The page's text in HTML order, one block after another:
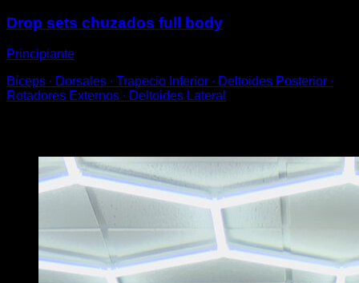
Drop sets chuzados full body
Principiante
Bíceps ∙ Dorsales ∙ Trapecio Inferior ∙ Deltoides Posterior ∙
Rotadores Externos ∙ Deltoides Lateral